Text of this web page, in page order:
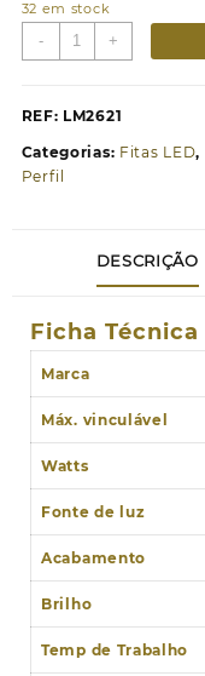
32 em stock
-
Quantidade
de
LED
SMD2025
Half
12W/m
50
+
REF: LM2621
Categorias: Fitas LED,
Perfil
DESCRIÇÃO
Ficha Técnica
Marca
Máx. vinculável
Watts
Fonte de luz
Acabamento
Brilho
Temp de Trabalho